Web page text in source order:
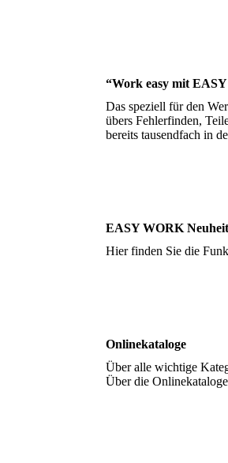
“Work easy mit
Das speziell für den
übers Fehlerfinden,
bereits tausendfach in
EASY WORK
Hier finden Sie die
Onlinekataloge
Über alle wichtige
Über die